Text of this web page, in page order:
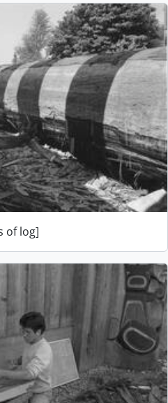
of log]